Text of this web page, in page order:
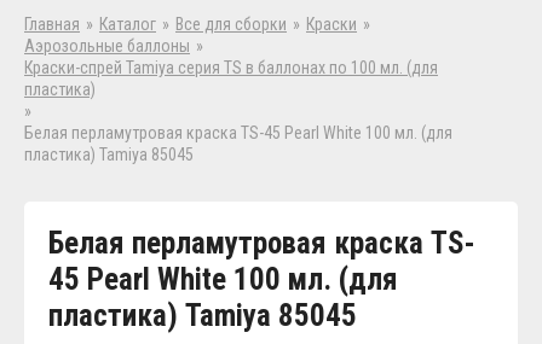
Главная » Каталог » Все для сборки » Краски »
Аэрозольные баллоны »
Краски-спрей Tamiya серия TS в баллонах по 100 мл. (для
пластика)
»
Белая перламутровая краска TS-45 Pearl White 100 мл. (для
пластика) Tamiya 85045
Белая перламутровая краска TS-
45 Pearl White 100 мл. (для
пластика) Tamiya 85045